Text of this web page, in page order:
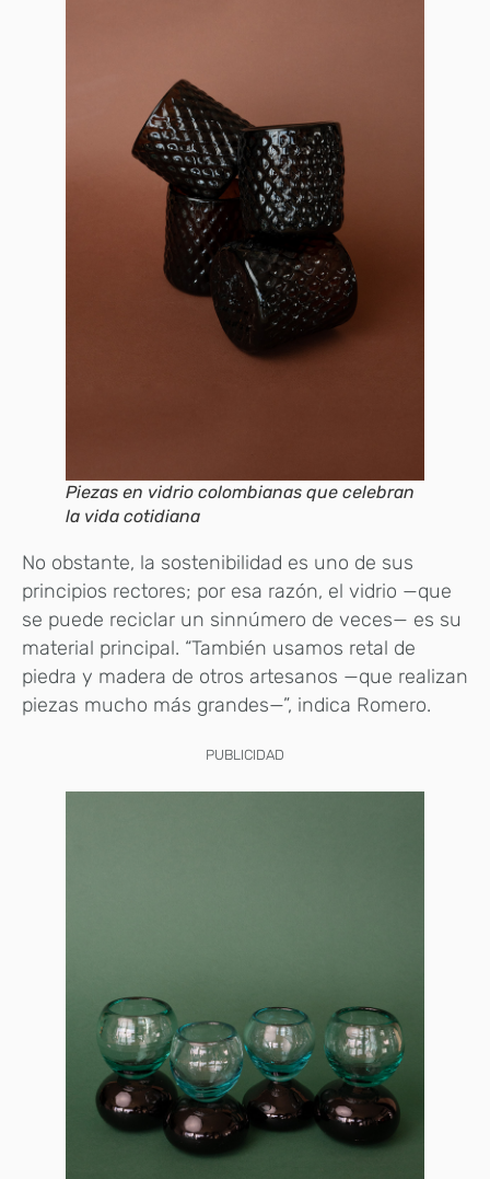
Piezas en vidrio colombianas que celebran
la vida cotidiana
No obstante, la sostenibilidad es uno de sus
principios rectores; por esa razón, el vidrio —que
se puede reciclar un sinnúmero de veces— es su
material principal. “También usamos retal de
piedra y madera de otros artesanos —que realizan
piezas mucho más grandes—”, indica Romero.
PUBLICIDAD